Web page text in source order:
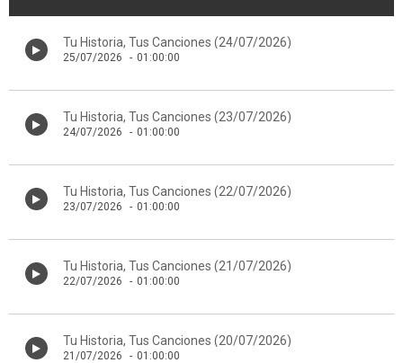
Tu Historia, Tus Canciones (24/07/2026)
25/07/2026 - 01:00:00
Tu Historia, Tus Canciones (23/07/2026)
24/07/2026 - 01:00:00
Tu Historia, Tus Canciones (22/07/2026)
23/07/2026 - 01:00:00
Tu Historia, Tus Canciones (21/07/2026)
22/07/2026 - 01:00:00
Tu Historia, Tus Canciones (20/07/2026)
21/07/2026 - 01:00:00